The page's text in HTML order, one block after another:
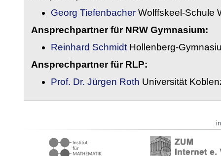
Georg Tiefenbacher Wolffskeel-Schule
Ansprechpartner für NRW Gymnasium:
Reinhard Schmidt Hollenberg-
Ansprechpartner für RLP:
Prof. Dr. Jürgen Roth Universität